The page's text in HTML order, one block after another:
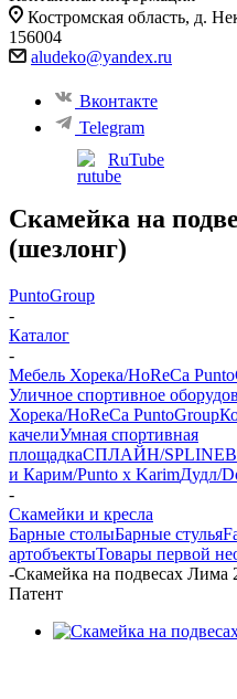
Костромская область, д.
156004
aludeko@yandex.ru
Вконтакте
Telegram
RuTube
Скамейка на
(шезлонг)
PuntoGroup
-
Каталог
-
Мебель Хорека/HoReCa
Уличное спортивное
Хорека/HoReCa PuntoGroup
качелиУмная спортивная
площадкаСПЛАЙН/SPLINE
и Карим/Punto x KarimДудл/
-
Скамейки и кресла
Барные столыБарные стулья
артобъектыТовары первой
-Скамейка на подвесах Лима
Патент